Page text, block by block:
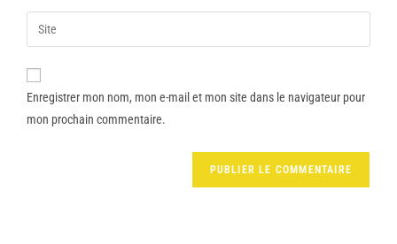
Enregistrer mon nom, mon e-mail et mon site dans le navigateur pour
mon prochain commentaire.